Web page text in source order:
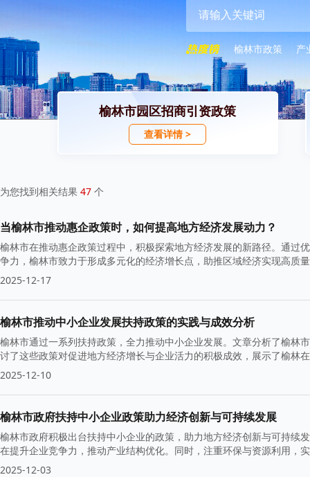
榆林市政策 产
榆林市园区招商引资政策
查看详情 >
为您找到相关结果 47 个
当榆林市推动惠企政策时，如何提高地方经济发展动力？
榆林市在推动惠企政策过程中，积极探索地方经济发展的新路径。通过
争力，榆林市致力于形成多元化的经济增长点，助推区域经济实现高质
2025-12-17
榆林市推动中小企业发展扶持政策的实践与成效分析
榆林市通过一系列扶持政策，全力推动中小企业发展。文章分析了榆林
讨了这些政策对促进地方经济增长与企业活力的积极成效，展示了榆林
2025-12-10
榆林市政府扶持中小企业政策助力经济创新与可持续发展
榆林市政府积极出台扶持中小企业的政策，助力地方经济创新与可持续
在提升企业竞争力，推动产业结构优化。同时，注重环保与资源利用，
2025-12-03